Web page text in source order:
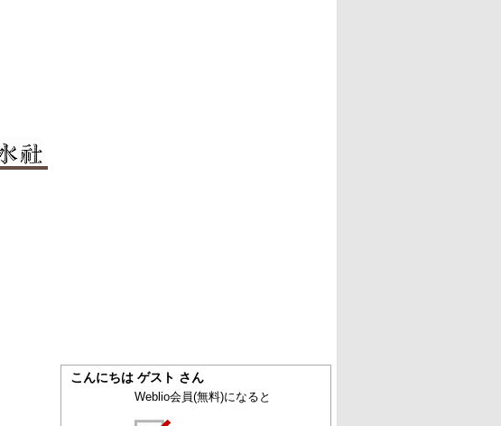
こんにちは ゲスト さん
Weblio会員(無料)になると